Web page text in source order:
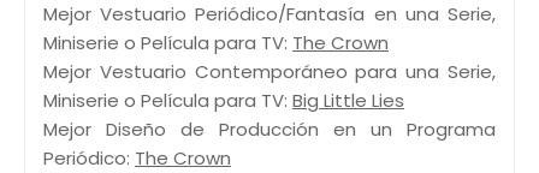
Mejor Vestuario Periódico/Fantasía en una Serie,
Miniserie o Película para TV: The Crown
Mejor Vestuario Contemporáneo para una Serie,
Miniserie o Película para TV: Big Little Lies
Mejor Diseño de Producción en un Programa
Periódico: The Crown